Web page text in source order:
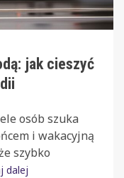
jak cieszyć
osób szuka
i wakacyjną
szybko
dalej